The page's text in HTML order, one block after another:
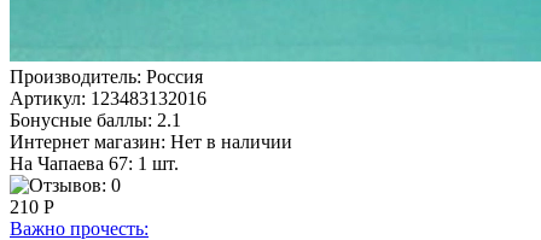
Производитель: Россия
Артикул: 123483132016
Бонусные баллы: 2.1
Интернет магазин: Нет в наличии
На Чапаева 67: 1 шт.
210 Р
Важно прочесть: